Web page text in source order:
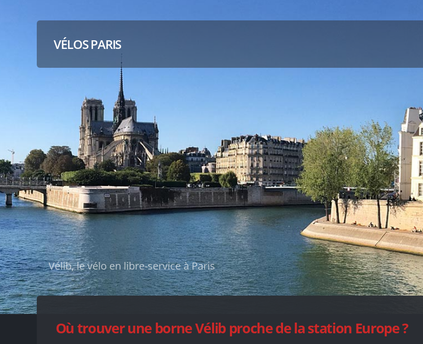
VÉLOS PARIS
Vélib, le vélo en libre-service à Paris
Où trouver une borne Vélib proche de la station Europe ?